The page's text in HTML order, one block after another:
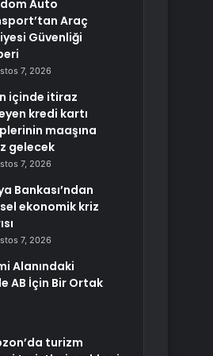
Auto
Araç
Güvenliği
7, 2026
içinde itiraz
kredi kartı
maaşına
gelecek
7, 2026
Bankası’ndan
ekonomik kriz
7, 2026
Alanındaki
AB İçin Bir Ortak
turizm